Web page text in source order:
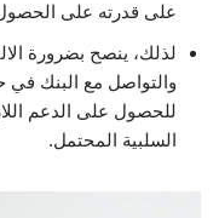
على قدرته على
لذلك، ينصح بضرورة
والتواصل مع البنك
للحصول على الدعم
السلبية المحتمل.